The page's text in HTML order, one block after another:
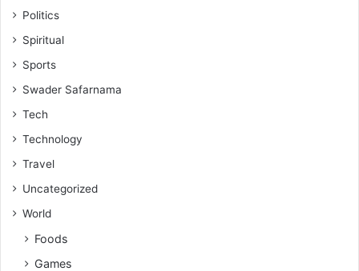
Politics
Spiritual
Sports
Swader Safarnama
Tech
Technology
Travel
Uncategorized
World
Foods
Games